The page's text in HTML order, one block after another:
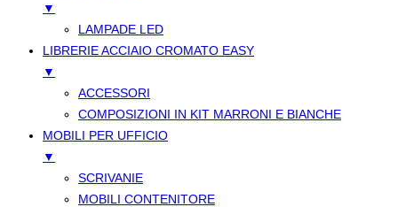
▼
LAMPADE LED
LIBRERIE ACCIAIO CROMATO EASY
▼
ACCESSORI
COMPOSIZIONI IN KIT MARRONI E BIANCHE
MOBILI PER UFFICIO
▼
SCRIVANIE
MOBILI CONTENITORE